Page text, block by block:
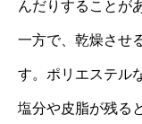
んだりすることが
一方で、乾燥させ
す。ポリエステル
塩分や皮脂が残る